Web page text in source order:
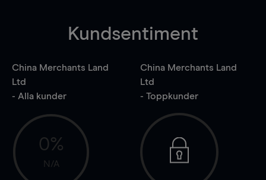
Kundsentiment
China Merchants Land
Ltd
- Alla kunder
0%
N/A
China Merchants Land
Ltd
- Toppkunder